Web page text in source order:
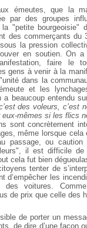
émeutes, que la
par des groupes
"petite bourgeoisie"
des commerçants du
la pression
en soutien. On
faire le
gens à venir à la
dans la
et les
beaucoup entendu
des voleurs, c’est
eux-mêmes si les flics
sont concrètement
même lorsque
passage, ou caution
il est difficile de
cela fut bien
tenter de
d’empêcher les
des voitures.
de prix que celle des
de porter un
de dire d’une façon